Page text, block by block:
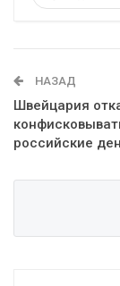
НАЗАД
Швейцария
российские